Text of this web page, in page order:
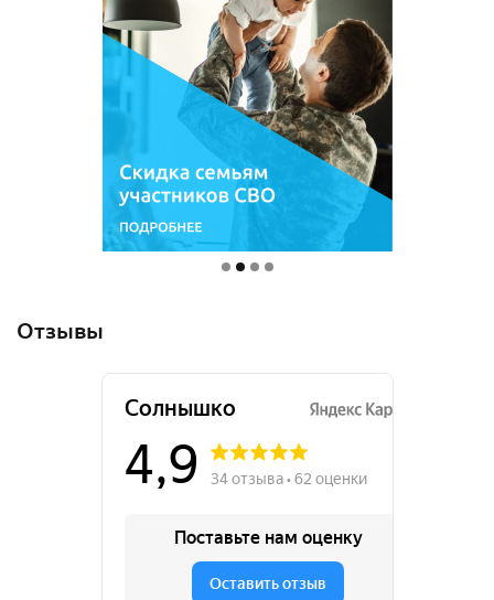
Отзывы